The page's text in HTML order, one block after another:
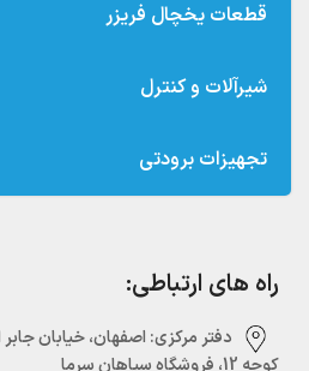
قطعات یخچال فریزر
شیرآلات و کنترل
تجهیزات برودتی
راه های ارتباطی:
دفتر مرکزی:‌ اصفهان، خیابان
کوچه 12، فروشگاه سپاهان سرما